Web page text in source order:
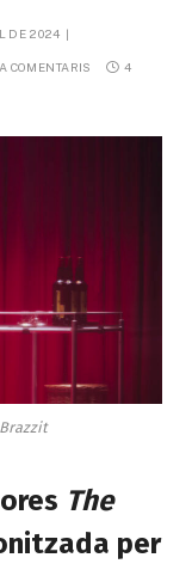
DE 2024
COMENTARIS
4
The
per